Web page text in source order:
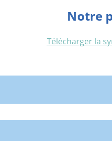
Notre
Télécharger la